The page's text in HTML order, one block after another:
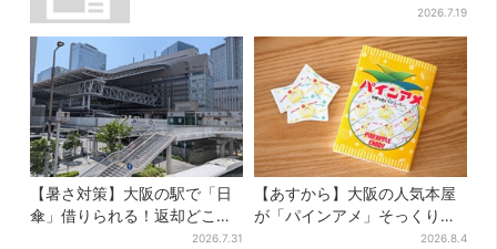
2026.7.19
【暑さ対策】大阪の駅で「日
傘」借りられる！返却どこで
もOK、熱中症対策にシェアサ
2026.7.31
【あすから】大阪の人気本屋
が「パインアメ」そっくりの
ブックカバー開発、梅田で先
2026.8.4